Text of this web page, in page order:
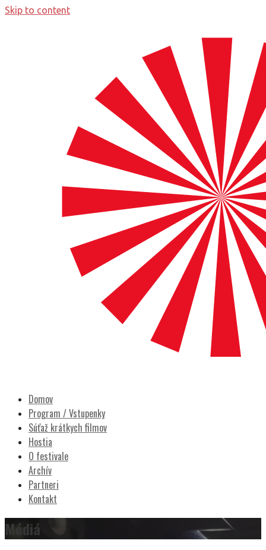
Skip to content
Domov
Program / Vstupenky
Súťaž krátkych filmov
Hostia
O festivale
Archív
Partneri
Kontakt
Médiá